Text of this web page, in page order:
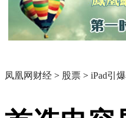
凤凰网财经 > 股票 > iPad引